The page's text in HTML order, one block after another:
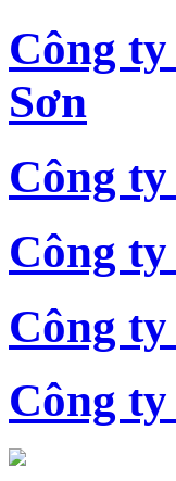
Công
Sơn
Công
Công
Công
Công